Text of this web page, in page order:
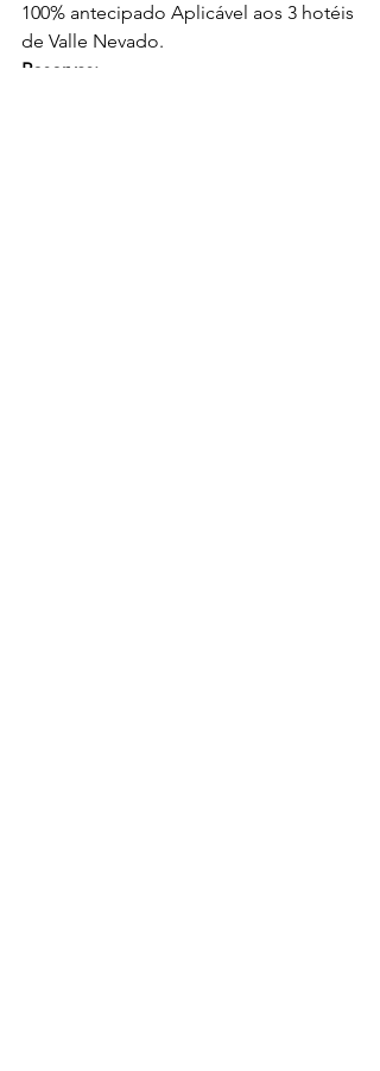
100% antecipado Aplicável aos 3 hotéis
de Valle Nevado.
Reservas: